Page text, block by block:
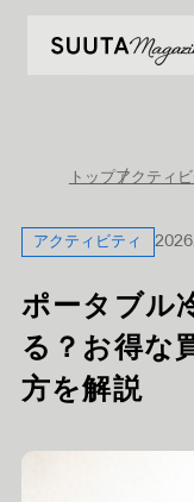
トップアクティビ
アクティビティ
ポータブル
る？お得な
方を解説